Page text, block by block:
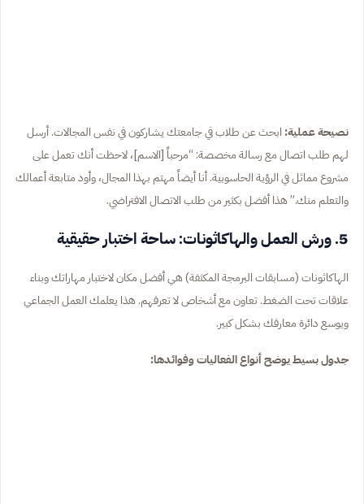
نصيحة عملية: ابحث عن طلاب في جامعتك يشاركون في نفس المجالات. أرسل
لهم طلب اتصال مع رسالة مخصصة: “مرحباً [الاسم]، لاحظت أنك تعمل على
مشروع مماثل في الرؤية الحاسوبية. أنا أيضاً مهتم بهذا المجال، وأود متابعة أعمالك
والتعلم منك.” هذا أفضل بكثير من طلب الاتصال الافتراضي.
5. ورش العمل والهاكاثونات: ساحة اختبار حقيقية
الهاكاثونات (مسابقات البرمجة المكثفة) هي أفضل مكان لاختبار مهاراتك وبناء
علاقات تحت الضغط. تعاون مع أشخاص لا تعرفهم. هذا يعلمك العمل الجماعي
ويوسع دائرة معارفك بشكل كبير.
جدول بسيط يوضح أنواع الفعاليات وفوائدها: